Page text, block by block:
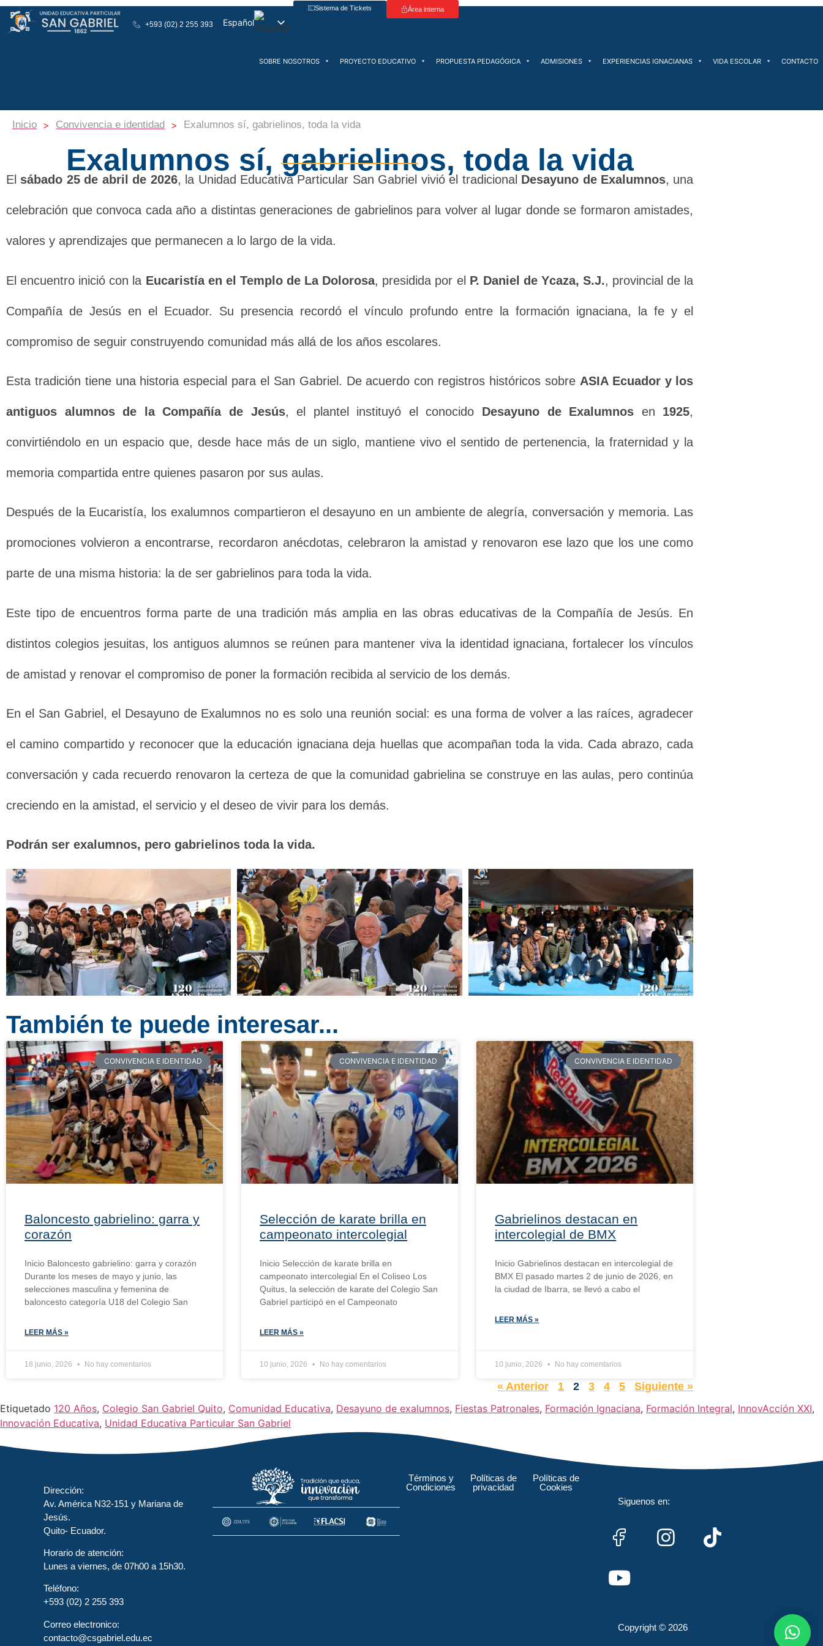
+593 (02) 2 255 393 Español
Sistema de Tickets Área interna
SOBRE NOSOTROS PROYECTO EDUCATIVO PROPUESTA PEDAGÓGICA ADMISIONES EXPERIENCIAS IGNACIANAS VIDA ESCOLAR CONTACTO
Inicio > Convivencia e identidad > Exalumnos sí, gabrielinos, toda la vida
Exalumnos sí, gabrielinos, toda la vida
El sábado 25 de abril de 2026, la Unidad Educativa Particular San Gabriel vivió el tradicional Desayuno de Exalumnos, una
celebración que convoca cada año a distintas generaciones de gabrielinos para volver al lugar donde se formaron amistades,
valores y aprendizajes que permanecen a lo largo de la vida.
El encuentro inició con la Eucaristía en el Templo de La Dolorosa, presidida por el P. Daniel de Ycaza, S.J., provincial de la
Compañía de Jesús en el Ecuador. Su presencia recordó el vínculo profundo entre la formación ignaciana, la fe y el
compromiso de seguir construyendo comunidad más allá de los años escolares.
Esta tradición tiene una historia especial para el San Gabriel. De acuerdo con registros históricos sobre ASIA Ecuador y los
antiguos alumnos de la Compañía de Jesús, el plantel instituyó el conocido Desayuno de Exalumnos en 1925,
convirtiéndolo en un espacio que, desde hace más de un siglo, mantiene vivo el sentido de pertenencia, la fraternidad y la
memoria compartida entre quienes pasaron por sus aulas.
Después de la Eucaristía, los exalumnos compartieron el desayuno en un ambiente de alegría, conversación y memoria. Las
promociones volvieron a encontrarse, recordaron anécdotas, celebraron la amistad y renovaron ese lazo que los une como
parte de una misma historia: la de ser gabrielinos para toda la vida.
Este tipo de encuentros forma parte de una tradición más amplia en las obras educativas de la Compañía de Jesús. En
distintos colegios jesuitas, los antiguos alumnos se reúnen para mantener viva la identidad ignaciana, fortalecer los vínculos
de amistad y renovar el compromiso de poner la formación recibida al servicio de los demás.
En el San Gabriel, el Desayuno de Exalumnos no es solo una reunión social: es una forma de volver a las raíces, agradecer
el camino compartido y reconocer que la educación ignaciana deja huellas que acompañan toda la vida. Cada abrazo, cada
conversación y cada recuerdo renovaron la certeza de que la comunidad gabrielina se construye en las aulas, pero continúa
creciendo en la amistad, el servicio y el deseo de vivir para los demás.
Podrán ser exalumnos, pero gabrielinos toda la vida.
También te puede interesar...
CONVIVENCIA E IDENTIDAD
Baloncesto gabrielino: garra y
corazón
Inicio Baloncesto gabrielino: garra y corazón
Durante los meses de mayo y junio, las
selecciones masculina y femenina de
baloncesto categoría U18 del Colegio San
LEER MÁS »
18 junio, 2026 No hay comentarios
CONVIVENCIA E IDENTIDAD
Selección de karate brilla en
campeonato intercolegial
Inicio Selección de karate brilla en
campeonato intercolegial En el Coliseo Los
Quitus, la selección de karate del Colegio San
Gabriel participó en el Campeonato
LEER MÁS »
10 junio, 2026 No hay comentarios
CONVIVENCIA E IDENTIDAD
Gabrielinos destacan en
intercolegial de BMX
Inicio Gabrielinos destacan en intercolegial de
BMX El pasado martes 2 de junio de 2026, en
la ciudad de Ibarra, se llevó a cabo el
LEER MÁS »
10 junio, 2026 No hay comentarios
« Anterior 1 2 3 4 5
Siguiente »
Etiquetado 120 Años, Colegio San Gabriel Quito, Comunidad Educativa, Desayuno de exalumnos, Fiestas Patronales, Formación Ignaciana, Formación Integral, InnovAcción XXI,
Innovación Educativa, Unidad Educativa Particular San Gabriel
Dirección:
Av. América N32-151 y Mariana de
Jesús.
Quito- Ecuador.
Horario de atención:
Lunes a viernes, de 07h00 a 15h30.
Teléfono:
+593 (02) 2 255 393
Correo electronico:
contacto@csgabriel.edu.ec
Términos y
Condiciones
Políticas de
privacidad
Políticas de
Cookies
Siguenos en:
Copyright © 2026